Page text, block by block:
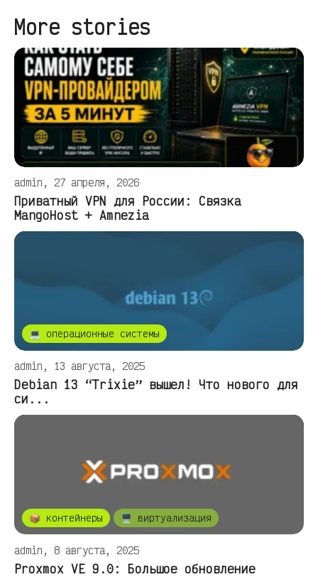
More stories
admin, 27 апреля, 2026
Приватный VPN для России: Связка
MangoHost + Amnezia
💻 операционные системы
admin, 13 августа, 2025
Debian 13 “Trixie” вышел! Что нового для
си...
📦 контейнеры 🖥️ виртуализация
admin, 8 августа, 2025
Proxmox VE 9.0: Большое обновление